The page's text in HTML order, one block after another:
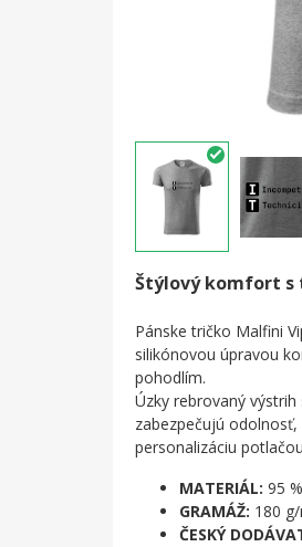
Štýlový komfort s
Pánske tričko Malfini
silikónovou úpravou
pohodlím.
Úzky rebrovaný
zabezpečujú
personalizáciu
MATERIÁL: 95
GRAMÁŽ: 180 g/
ČESKÝ